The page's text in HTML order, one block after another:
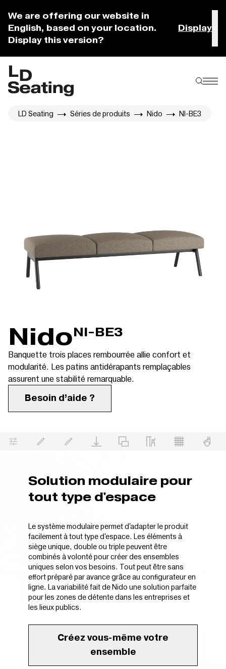
We are offering our website in
English, based on your location.
Display this version?
Display
LD Seating Séries de produits Nido NI-BE3
NidoNI-BE3
Banquette trois places rembourrée allie confort et
modularité. Les patins antidérapants remplaçables
assurent une stabilité remarquable.
Besoin d’aide ?
Solution modulaire pour
tout type d'espace
Le système modulaire permet d'adapter le produit
facilement à tout type d'espace. Les éléments à
siège unique, double ou triple peuvent être
combinés à volonté pour créer des ensembles
uniques selon vos besoins. Tout peut être sans
effort préparé par avance grâce au configurateur en
ligne. La variabilité fait de Nido une solution parfaite
pour les zones de détente dans les entreprises et
les lieux publics.
Créez vous-même votre
ensemble